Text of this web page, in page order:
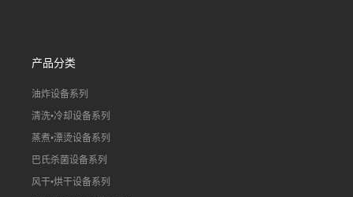
产品分类
油炸设备系列
清洗•冷却设备系列
蒸煮•漂烫设备系列
巴氏杀菌设备系列
风干•烘干设备系列